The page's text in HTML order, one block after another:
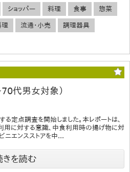
ショッパー 料理 食事 惣菜
理 流通・小売 調理器具
代男女対象）
る定点調査を開始しました。本レポートは、
利用に対する意識、中食利用時の揚げ物に対
ニエンスストアを中...
きを読む